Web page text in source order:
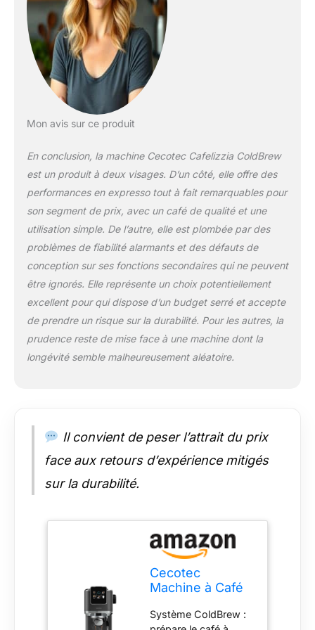
pour obtenir la
meilleure crème et un
arôme maximal.
Mon avis sur ce produit
En conclusion, la machine Cecotec Cafelizzia ColdBrew
est un produit à deux visages. D’un côté, elle offre des
performances en expresso tout à fait remarquables pour
son segment de prix, avec un café de qualité et une
utilisation simple. De l’autre, elle est plombée par des
problèmes de fiabilité alarmants et des défauts de
conception sur ses fonctions secondaires qui ne peuvent
être ignorés. Elle représente un choix potentiellement
excellent pour qui dispose d’un budget serré et accepte
de prendre un risque sur la durabilité. Pour les autres, la
prudence reste de mise face à une machine dont la
longévité semble malheureusement aléatoire.
Il convient de peser l’attrait du prix
face aux retours d’expérience mitigés
sur la durabilité.
Cecotec
Machine à Café
Cafelizzia
Système ColdBrew :